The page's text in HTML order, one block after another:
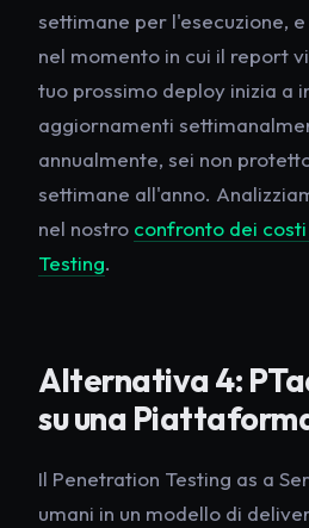
settimane per l'esecuzione,
nel momento in cui il report
tuo prossimo deploy inizia a
aggiornamenti
annualmente, sei non
settimane all'anno.
nel nostro confronto dei
Testing.
Alternativa 4:
su una
Il Penetration Testing as a
umani in un modello di